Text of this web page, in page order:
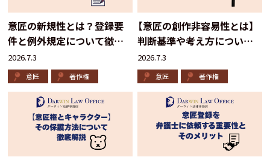
意匠の新規性とは？登録要
件と例外規定について徹底
解説
2026.7.3
意匠 著作権
【意匠の創作非容易性とは】
判断基準や考え方について
解説します
2026.7.3
意匠 著作権